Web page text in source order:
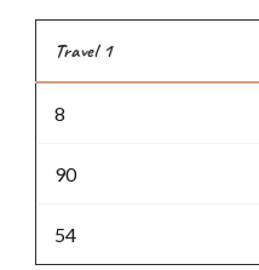
Travel 1
8
90
54